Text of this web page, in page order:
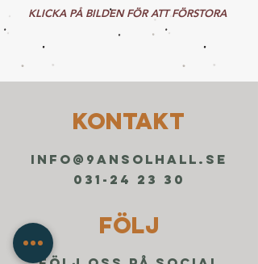
KLICKA PÅ BILDEN FÖR ATT FÖRSTORA
KONTAKT
info@9ansolhall.se
031-24 23 30
FÖLJ